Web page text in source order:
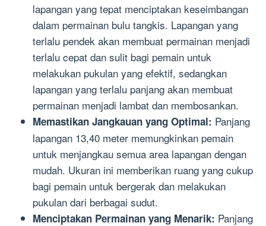
lapangan yang tepat menciptakan keseimbangan
dalam permainan bulu tangkis. Lapangan yang
terlalu pendek akan membuat permainan menjadi
terlalu cepat dan sulit bagi pemain untuk
melakukan pukulan yang efektif, sedangkan
lapangan yang terlalu panjang akan membuat
permainan menjadi lambat dan membosankan.
Memastikan Jangkauan yang Optimal: Panjang
lapangan 13,40 meter memungkinkan pemain
untuk menjangkau semua area lapangan dengan
mudah. Ukuran ini memberikan ruang yang cukup
bagi pemain untuk bergerak dan melakukan
pukulan dari berbagai sudut.
Menciptakan Permainan yang Menarik: Panjang